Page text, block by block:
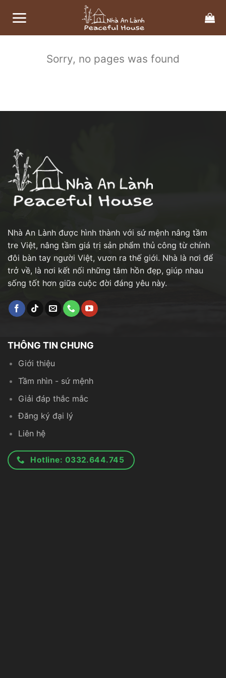
qua
Sorry, no pages was found
Nhà An Lành được hình thành với sứ mệnh nâng tầm
tre Việt, nâng tầm giá trị sản phẩm thủ công từ chính
đôi bàn tay người Việt, vươn ra thế giới. Nhà là nơi để
trở về, là nơi kết nối những tâm hồn đẹp, giúp nhau
sống tốt hơn giữa cuộc đời đáng yêu này.
THÔNG TIN CHUNG
Giới thiệu
Tầm nhìn - sứ mệnh
Giải đáp thắc mắc
Đăng ký đại lý
Liên hệ
Hotline: 0332.644.745